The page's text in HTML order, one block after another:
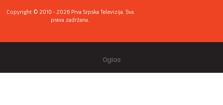
Copyright © 2010 - 2026 Prva Srpska Televizija. Sva
prava zadržana.